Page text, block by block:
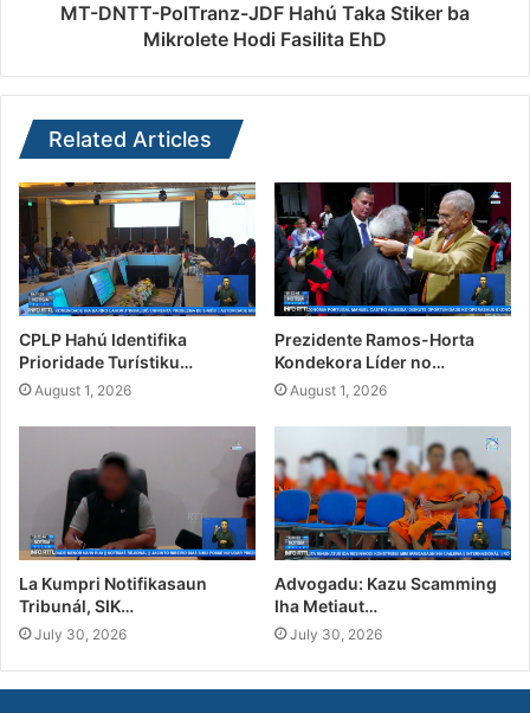
MT-DNTT-PolTranz-JDF Hahú Taka Stiker ba
Mikrolete Hodi Fasilita EhD
Related Articles
CPLP Hahú Identifika
Prioridade Turístiku…
August 1, 2026
Prezidente Ramos-Horta
Kondekora Líder no…
August 1, 2026
La Kumpri Notifikasaun
Tribunál, SIK…
July 30, 2026
Advogadu: Kazu Scamming
Iha Metiaut…
July 30, 2026